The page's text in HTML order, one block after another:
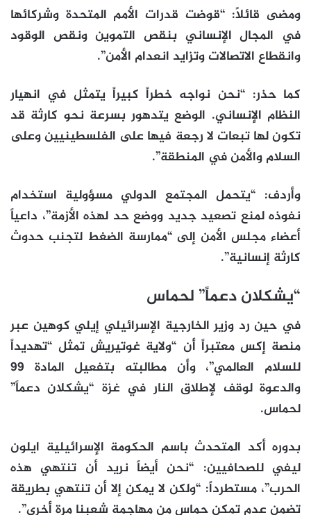
ومضى قائلاً: “قوضت قدرات الأمم المتحدة وشركائها
في المجال الإنساني بنقص التموين ونقص الوقود
وانقطاع الاتصالات وتزايد انعدام الأمن”.
كما حذر: “نحن نواجه خطراً كبيراً يتمثل في انهيار
النظام الإنساني. الوضع يتدهور بسرعة نحو كارثة قد
تكون لها تبعات لا رجعة فيها على الفلسطينيين وعلى
السلام والأمن في المنطقة”.
وأردف: “يتحمل المجتمع الدولي مسؤولية استخدام
نفوذه لمنع تصعيد جديد ووضع حد لهذه الأزمة”، داعياً
أعضاء مجلس الأمن إلى “ممارسة الضغط لتجنب حدوث
كارثة إنسانية”.
“يشكلان دعماً” لحماس
في حين رد وزير الخارجية الإسرائيلي إيلي كوهين عبر
منصة إكس معتبراً أن “ولاية غوتيريش تمثل “تهديداً
للسلام العالمي”، وأن مطالبته بتفعيل المادة 99
والدعوة لوقف لإطلاق النار في غزة “يشكلان دعماً”
لحماس.
بدوره أكد المتحدث باسم الحكومة الإسرائيلية ايلون
ليفي للصحافيين: “نحن أيضاً نريد أن تنتهي هذه
الحرب”، مستطرداً: “ولكن لا يمكن إلا أن تنتهي بطريقة
تضمن عدم تمكن حماس من مهاجمة شعبنا مرة أخرى”.